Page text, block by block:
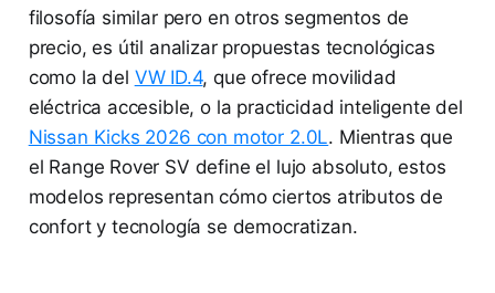
filosofía similar pero en otros segmentos de
precio, es útil analizar propuestas tecnológicas
como la del VW ID.4, que ofrece movilidad
eléctrica accesible, o la practicidad inteligente del
Nissan Kicks 2026 con motor 2.0L. Mientras que
el Range Rover SV define el lujo absoluto, estos
modelos representan cómo ciertos atributos de
confort y tecnología se democratizan.